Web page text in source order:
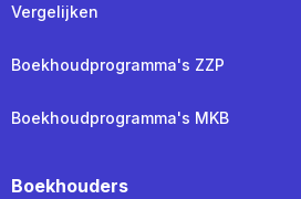
Vergelijken
Boekhoudprogramma's ZZP
Boekhoudprogramma's MKB
Boekhouders